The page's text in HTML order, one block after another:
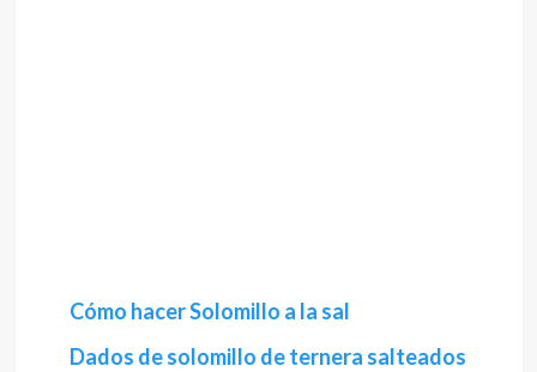
Cómo hacer Solomillo a la sal
Dados de solomillo de ternera salteados